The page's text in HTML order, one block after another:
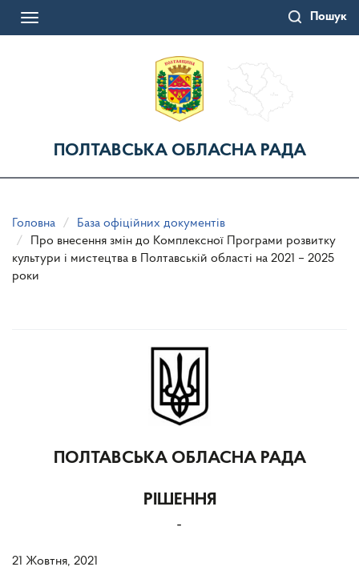
Пошук
Toggle
ПОЛТАВСЬКА ОБЛАСНА РАДА
Головна
База офіційних документів
Про внесення змін до Комплексної Програми розвитку
культури і мистецтва в Полтавській області на 2021 – 2025
роки
ПОЛТАВСЬКА ОБЛАСНА РАДА
РІШЕННЯ
-
21 Жовтня, 2021